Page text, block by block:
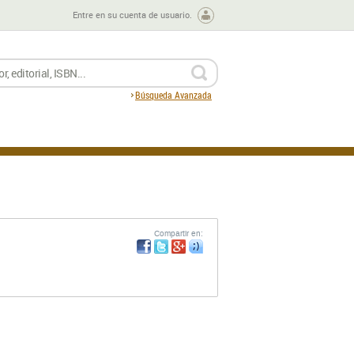
Entre en su cuenta de usuario.
Búsqueda Avanzada
Compartir en: